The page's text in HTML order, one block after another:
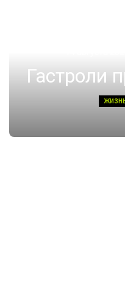
Гастроли